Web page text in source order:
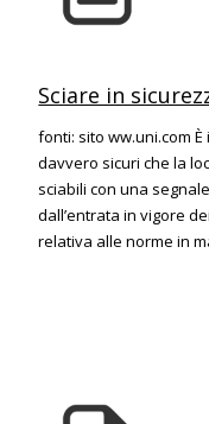
Sciare in
fonti: sito ww.uni.com
davvero sicuri che la
sciabili con una
dall’entrata in vigore
relativa alle norme in